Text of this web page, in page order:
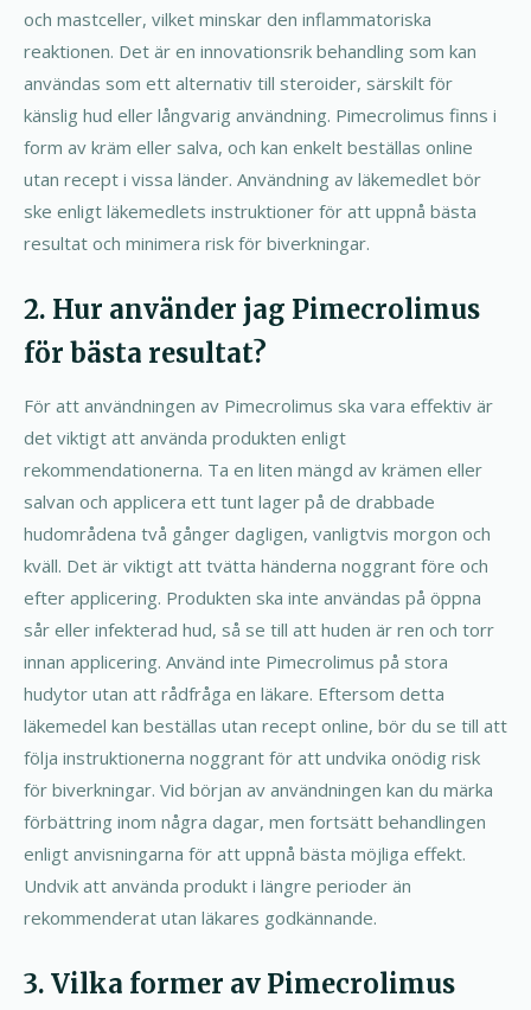
och mastceller, vilket minskar den inflammatoriska
reaktionen. Det är en innovationsrik behandling som kan
användas som ett alternativ till steroider, särskilt för
känslig hud eller långvarig användning. Pimecrolimus finns i
form av kräm eller salva, och kan enkelt beställas online
utan recept i vissa länder. Användning av läkemedlet bör
ske enligt läkemedlets instruktioner för att uppnå bästa
resultat och minimera risk för biverkningar.
2. Hur använder jag Pimecrolimus
för bästa resultat?
För att användningen av Pimecrolimus ska vara effektiv är
det viktigt att använda produkten enligt
rekommendationerna. Ta en liten mängd av krämen eller
salvan och applicera ett tunt lager på de drabbade
hudområdena två gånger dagligen, vanligtvis morgon och
kväll. Det är viktigt att tvätta händerna noggrant före och
efter applicering. Produkten ska inte användas på öppna
sår eller infekterad hud, så se till att huden är ren och torr
innan applicering. Använd inte Pimecrolimus på stora
hudytor utan att rådfråga en läkare. Eftersom detta
läkemedel kan beställas utan recept online, bör du se till att
följa instruktionerna noggrant för att undvika onödig risk
för biverkningar. Vid början av användningen kan du märka
förbättring inom några dagar, men fortsätt behandlingen
enligt anvisningarna för att uppnå bästa möjliga effekt.
Undvik att använda produkt i längre perioder än
rekommenderat utan läkares godkännande.
3. Vilka former av Pimecrolimus